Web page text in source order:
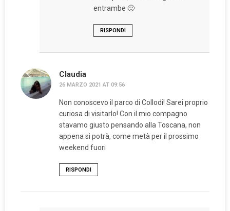
entrambe 🙂
RISPONDI
Claudia
26 MARZO 2021 AT 09:56
Non conoscevo il parco di Collodi! Sarei proprio
curiosa di visitarlo! Con il mio compagno
stavamo giusto pensando alla Toscana, non
appena si potrà, come metà per il prossimo
weekend fuori
RISPONDI